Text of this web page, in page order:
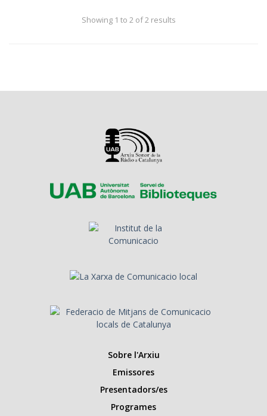
Showing 1 to 2 of 2 results
Sobre l'Arxiu
Emissores
Presentadors/es
Programes